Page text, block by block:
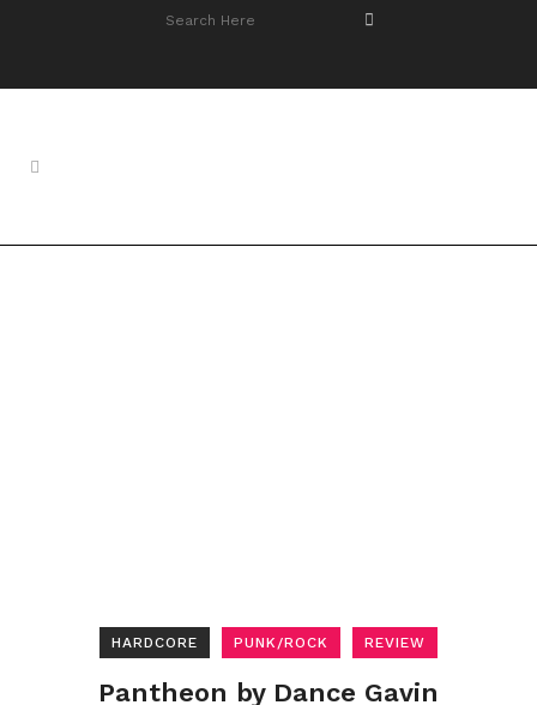
HARDCORE PUNK/ROCK REVIEW
Pantheon by Dance Gavin